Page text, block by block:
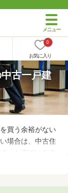
0
お気に入り
古一戸建
買う余裕がない
場合は、中古住
いた家ではある
ます。ここで